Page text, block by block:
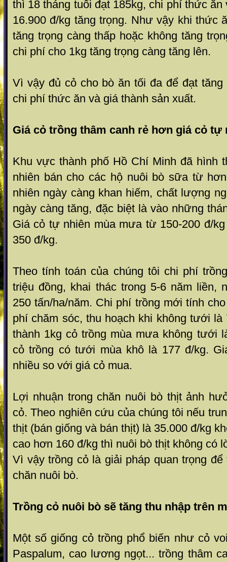
thì 18 tháng tuổi đạt 185kg, chi phí thức ăn
16.900 đ/kg tăng trọng. Nh­ư vậy khi thức
tăng trọng càng thấp hoặc không tăng
chi phí cho 1kg tăng trọng càng tăng lên.
Vì vậy đủ cỏ cho bò ăn tối đa để đạt tăng
chi phí thức ăn và giá thành sản xuất.
Giá cỏ trồng thâm canh rẻ hơn giá cỏ tự
Khu vực thành phố Hồ Chí Minh đã hình
nhiên bán cho các hộ nuôi bò sữa từ
nhiên ngày càng khan hiếm, chất l­ượng
ngày càng tăng, đặc biệt là vào những
Giá cỏ tự nhiên mùa mư­a từ 150-200 đ/
350 đ/kg.
Theo tính toán của chúng tôi chi phí
triệu đồng, khai thác trong 5-6 năm liền,
250 tấn/ha/năm. Chi phí trồng mới tính
phí chăm sóc, thu hoạch khi không tư­ới
thành 1kg cỏ trồng mùa m­ưa không tư­ới
cỏ trồng có t­ưới mùa khô là 177 đ/kg.
nhiều so với giá cỏ mua.
Lợi nhuận trong chăn nuôi bò thịt ảnh
cỏ. Theo nghiên cứu của chúng tôi nếu
thịt (bán giống và bán thịt) là 35.000 đ/kg
cao hơn 160 đ/kg thì nuôi bò thịt không có
Vì vậy trồng cỏ là giải pháp quan trọng
chăn nuôi bò.
Trồng cỏ nuôi bò sẽ tăng thu nhập trên
Một số giống cỏ trồng phổ biến như­ cỏ
Paspalum, cao lương ngọt... trồng thâm